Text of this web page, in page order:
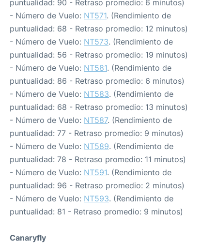
puntualidad: 90 - Retraso promedio: 6 minutos)
- Número de Vuelo: NT571. (Rendimiento de
puntualidad: 68 - Retraso promedio: 12 minutos)
- Número de Vuelo: NT573. (Rendimiento de
puntualidad: 56 - Retraso promedio: 19 minutos)
- Número de Vuelo: NT581. (Rendimiento de
puntualidad: 86 - Retraso promedio: 6 minutos)
- Número de Vuelo: NT583. (Rendimiento de
puntualidad: 68 - Retraso promedio: 13 minutos)
- Número de Vuelo: NT587. (Rendimiento de
puntualidad: 77 - Retraso promedio: 9 minutos)
- Número de Vuelo: NT589. (Rendimiento de
puntualidad: 78 - Retraso promedio: 11 minutos)
- Número de Vuelo: NT591. (Rendimiento de
puntualidad: 96 - Retraso promedio: 2 minutos)
- Número de Vuelo: NT593. (Rendimiento de
puntualidad: 81 - Retraso promedio: 9 minutos)
Canaryfly